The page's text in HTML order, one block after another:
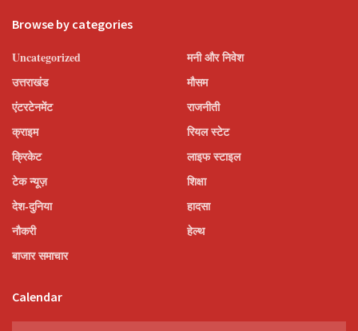
Browse by categories
Uncategorized
उत्तराखंड
एंटरटेनमेंट
क्राइम
क्रिकेट
टेक न्यूज़
देश-दुनिया
नौकरी
बाजार समाचार
मनी और निवेश
मौसम
राजनीती
रियल स्टेट
लाइफ स्टाइल
शिक्षा
हादसा
हेल्थ
Calendar